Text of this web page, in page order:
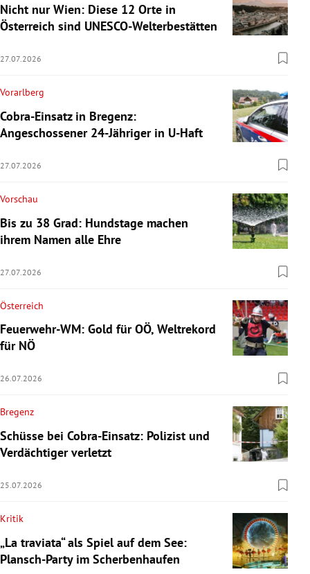
Nicht nur Wien: Diese 12 Orte in
Österreich sind UNESCO-Welterbestätten
27.07.2026
Vorarlberg
Cobra-Einsatz in Bregenz:
Angeschossener 24-Jähriger in U-Haft
27.07.2026
Vorschau
Bis zu 38 Grad: Hundstage machen
ihrem Namen alle Ehre
27.07.2026
Österreich
Feuerwehr-WM: Gold für OÖ, Weltrekord
für NÖ
26.07.2026
Bregenz
Schüsse bei Cobra-Einsatz: Polizist und
Verdächtiger verletzt
25.07.2026
Kritik
„La traviata“ als Spiel auf dem See:
Plansch-Party im Scherbenhaufen